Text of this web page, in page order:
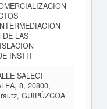
DE LAS
INSTIT
SALEGI
8, 20800,
GUIPÚZCOA